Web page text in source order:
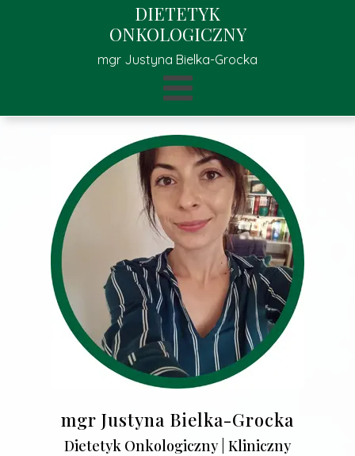
mgr Justyna Bielka-Grocka
Dietetyk Onkologiczny | Kliniczny
DIETETYK
ONKOLOGICZNY
mgr Justyna Bielka-Grocka